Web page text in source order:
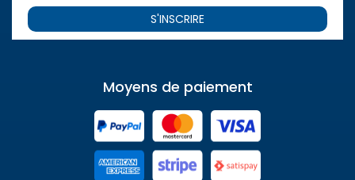
S'INSCRIRE
Moyens de paiement